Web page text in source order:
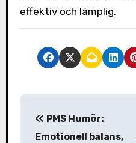
effektiv och lämplig.
P
PMS Humör:
Emotionell balans,